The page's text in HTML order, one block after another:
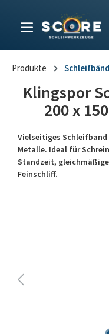
Produkte
Klingspor
200 x
Vielseitiges
Metalle. Ideal für
Standzeit,
Feinschliff.